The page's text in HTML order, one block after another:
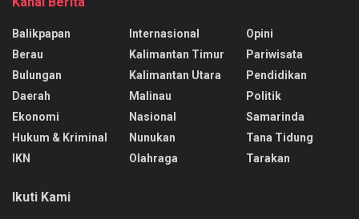
Balikpapan
Berau
Bulungan
Daerah
Ekonomi
Hukum & Kriminal
IKN
Internasional
Kalimantan Timur
Kalimantan Utara
Malinau
Nasional
Nunukan
Olahraga
Opini
Pariwisata
Pendidikan
Politik
Samarinda
Tana Tidung
Tarakan
Ikuti Kami